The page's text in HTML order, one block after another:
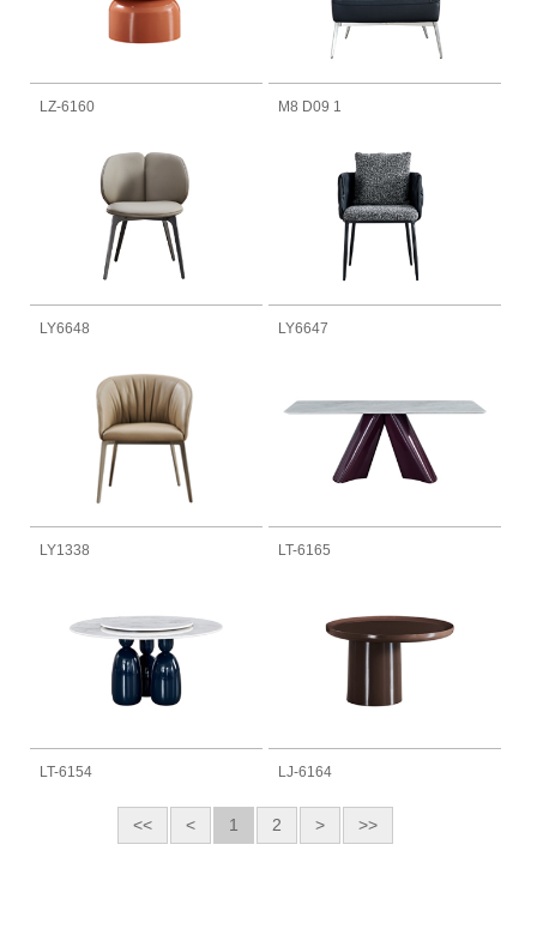
LZ-6160 M8 D09 1
LY6648 LY6647
LY1338 LT-6165
LT-6154 LJ-6164
<< < 1 2 > >>